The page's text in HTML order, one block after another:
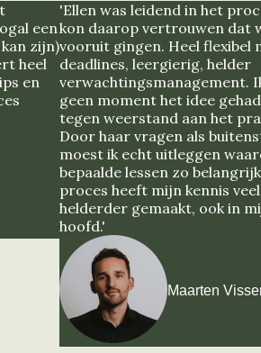
een
zijn)
heel
en
'Ellen was leidend in het
kon daarop vertrouwen dat
vooruit gingen. Heel flexibel
deadlines, leergierig, helder
verwachtingsmanagement.
geen moment het idee
tegen weerstand aan het
Door haar vragen als
moest ik echt uitleggen
bepaalde lessen zo
proces heeft mijn kennis veel
helderder gemaakt, ook in
hoofd.'
Maarten